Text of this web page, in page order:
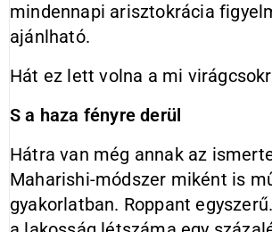
mindennapi arisztokrácia
ajánlható.
Hát ez lett volna a mi
S a haza fényre derül
Hátra van még annak az
Maharishi-módszer miként is
gyakorlatban. Roppant